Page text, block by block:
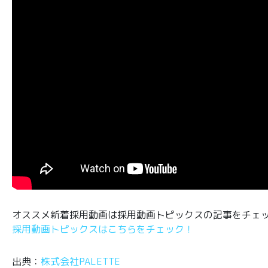
オススメ新着採用動画は採用動画トピックスの記事をチェ
採用動画トピックスはこちらをチェック！
出典： 株式会社PALETTE